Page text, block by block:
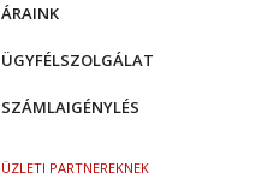
ÁRAINK
ÜGYFÉLSZOLGÁLAT
SZÁMLAIGÉNYLÉS
ÜZLETI PARTNEREKNEK